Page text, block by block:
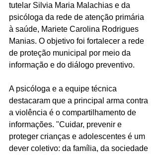
tutelar Silvia Maria Malachias e da
psicóloga da rede de atenção primária
à saúde, Mariete Carolina Rodrigues
Manias. O objetivo foi fortalecer a rede
de proteção municipal por meio da
informação e do diálogo preventivo.
A psicóloga e a equipe técnica
destacaram que a principal arma contra
a violência é o compartilhamento de
informações. "Cuidar, prevenir e
proteger crianças e adolescentes é um
dever coletivo: da família, da sociedade